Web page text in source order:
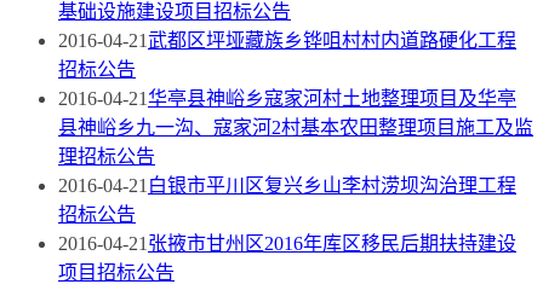
基础设施建设项目招标公告
2016-04-21武都区坪垭藏族乡铧咀村村内道路硬化工程
招标公告
2016-04-21华亭县神峪乡寇家河村土地整理项目及华亭
县神峪乡九一沟、寇家河2村基本农田整理项目施工及监
理招标公告
2016-04-21白银市平川区复兴乡山李村涝坝沟治理工程
招标公告
2016-04-21张掖市甘州区2016年库区移民后期扶持建设
项目招标公告